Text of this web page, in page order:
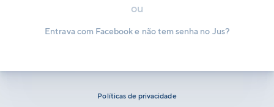
ou
Entrava com Facebook e não tem senha no Jus?
Políticas de privacidade